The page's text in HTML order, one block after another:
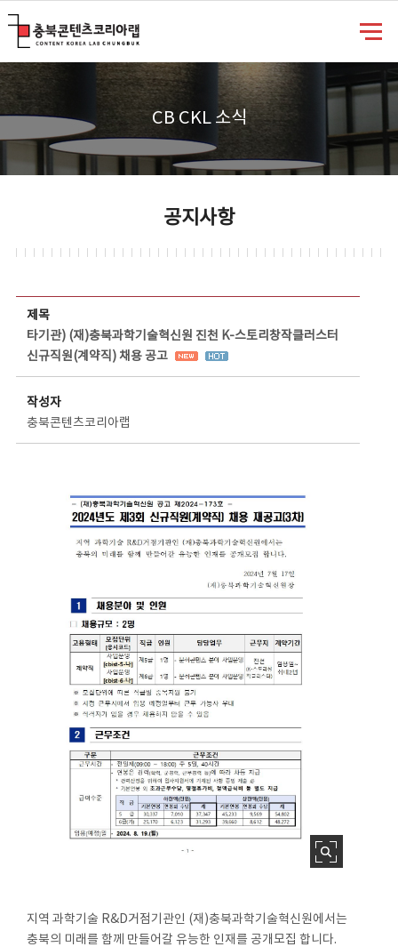
CB CKL 소식
공지사항
제목
타기관) (재)충북과학기술혁신원 진천 K-스토리창작클러스터
신규직원(계약직) 채용 공고
작성자
충북콘텐츠코리아랩
지역 과학기술 R&D거점기관인 (재)충북과학기술혁신원에서는
충북의 미래를 함께 만들어갈 유능한 인재를 공개모집 합니다.